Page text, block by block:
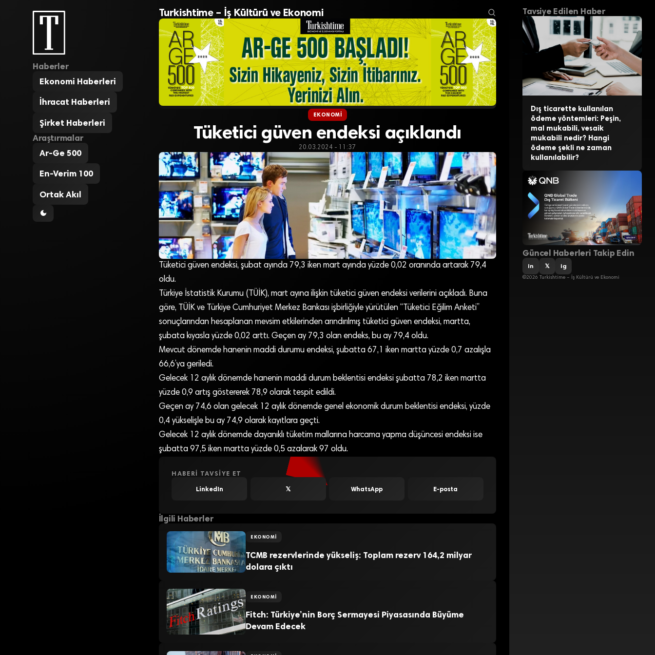
Haberler
Ekonomi Haberleri
İhracat Haberleri
Şirket Haberleri
Araştırmalar
Ar-Ge 500
En-Verim 100
Ortak Akıl
Turkishtime – İş Kültürü ve Ekonomi
EKONOMI
Tüketici güven endeksi açıklandı
20.03.2024 - 11:37
Tüketici güven endeksi, şubat ayında 79,3 iken mart ayında yüzde 0,02 oranında artarak 79,4
oldu.
Türkiye İstatistik Kurumu (TÜİK), mart ayına ilişkin tüketici güven endeksi verilerini açıkladı. Buna
göre, TÜİK ve Türkiye Cumhuriyet Merkez Bankası işbirliğiyle yürütülen “Tüketici Eğilim Anketi”
sonuçlarından hesaplanan mevsim etkilerinden arındırılmış tüketici güven endeksi, martta,
şubata kıyasla yüzde 0,02 arttı. Geçen ay 79,3 olan endeks, bu ay 79,4 oldu.
Mevcut dönemde hanenin maddi durumu endeksi, şubatta 67,1 iken martta yüzde 0,7 azalışla
66,6’ya geriledi.
Gelecek 12 aylık dönemde hanenin maddi durum beklentisi endeksi şubatta 78,2 iken martta
yüzde 0,9 artış göstererek 78,9 olarak tespit edildi.
Geçen ay 74,6 olan gelecek 12 aylık dönemde genel ekonomik durum beklentisi endeksi, yüzde
0,4 yükselişle bu ay 74,9 olarak kayıtlara geçti.
Gelecek 12 aylık dönemde dayanıklı tüketim mallarına harcama yapma düşüncesi endeksi ise
şubatta 97,5 iken martta yüzde 0,5 azalarak 97 oldu.
HABERI TAVSIYE ET
LinkedIn 𝕏 WhatsApp E-posta
İlgili Haberler
EKONOMI
TCMB rezervlerinde yükseliş: Toplam rezerv 164,2 milyar
dolara çıktı
EKONOMI
Fitch: Türkiye’nin Borç Sermayesi Piyasasında Büyüme
Devam Edecek
Tavsiye Edilen Haber
Dış ticarette kullanılan
ödeme yöntemleri: Peşin,
mal mukabili, vesaik
mukabili nedir? Hangi
ödeme şekli ne zaman
kullanılabilir?
Güncel Haberleri Takip Edin
in 𝕏 ig
©2026 Turkishtime – İş Kültürü ve Ekonomi